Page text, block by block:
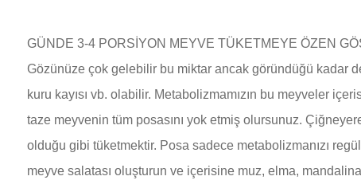
GÜNDE 3-4 PORSİYON MEYVE TÜKETMEYE ÖZEN
Gözünüze çok gelebilir bu miktar ancak göründüğü kadar
kuru kayısı vb. olabilir. Metabolizmamızın bu meyveler
taze meyvenin tüm posasını yok etmiş olursunuz.
olduğu gibi tüketmektir. Posa sadece metabolizmanızı
meyve salatası oluşturun ve içerisine muz, elma,